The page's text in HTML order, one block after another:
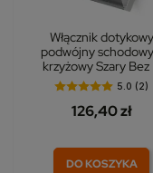
Włącznik dotykowy
podwójny
krzyżowy Szary Bez
5.0 (2)
126,40 zł
DO KOSZYKA